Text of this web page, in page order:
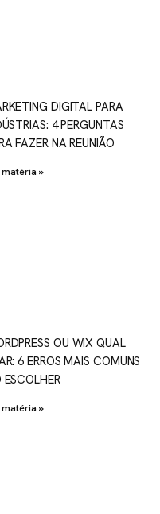
DIGITAL PARA
4 PERGUNTAS
FAZER NA REUNIÃO
»
OU WIX QUAL
6 ERROS MAIS COMUNS
ESCOLHER
»